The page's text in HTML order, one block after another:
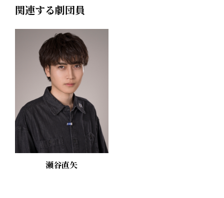
関連する劇団員
瀬谷直矢